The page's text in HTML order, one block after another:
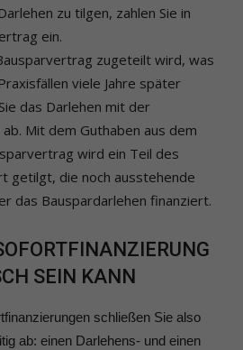
zu tilgen, zahlen Sie in
ein.
zugeteilt wird, was
viele Jahre später
das Darlehen mit der
Mit dem Guthaben aus dem
wird ein Teil des
getilgt, die noch ausstehende
das Bauspardarlehen finanziert.
SEIN KANN
schließen Sie also
ab: einen Darlehens- und einen